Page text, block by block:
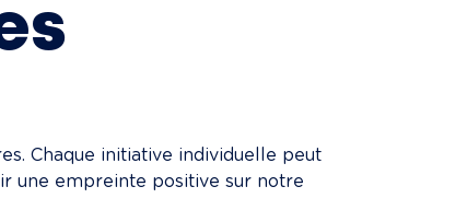
Chaque initiative individuelle peut
une empreinte positive sur notre